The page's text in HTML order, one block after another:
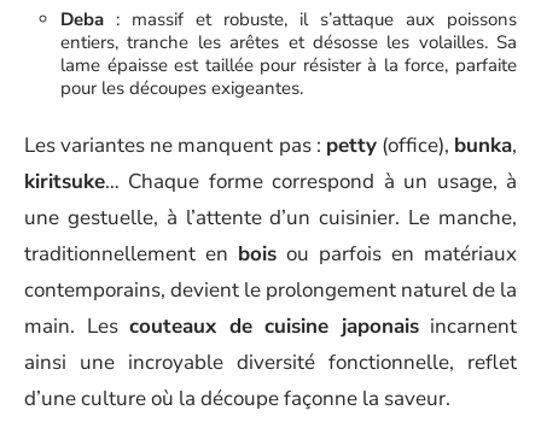
Deba : massif et robuste, il s’attaque aux poissons
entiers, tranche les arêtes et désosse les volailles. Sa
lame épaisse est taillée pour résister à la force, parfaite
pour les découpes exigeantes.
Les variantes ne manquent pas : petty(office), bunka,
kiritsuke… Chaque forme correspond à un usage, à
une gestuelle, à l’attente d’un cuisinier. Le manche,
traditionnellement en bois ou parfois en matériaux
contemporains, devient le prolongement naturel de la
main. Les couteaux de cuisine japonaisincarnent
ainsi une incroyable diversité fonctionnelle, reflet
d’une culture où la découpe façonne la saveur.